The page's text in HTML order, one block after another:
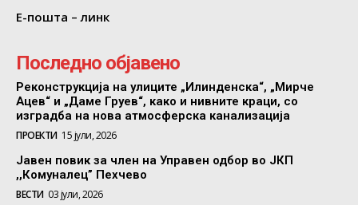
Е-пошта – линк
Последно објавено
Реконструкција на улиците „Илинденска“, „Мирче
Ацев“ и „Даме Груев“, како и нивните краци, со
изградба на нова атмосферска канализација
ПРОЕКТИ 15 јули, 2026
Јавен повик за член на Управен одбор во ЈКП
,,Комуналец” Пехчево
ВЕСТИ 03 јули, 2026